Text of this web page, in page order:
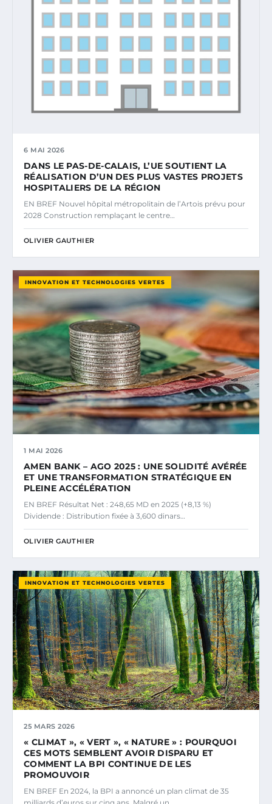
6 MAI 2026
DANS LE PAS-DE-CALAIS, L’UE SOUTIENT LA
RÉALISATION D’UN DES PLUS VASTES PROJETS
HOSPITALIERS DE LA RÉGION
EN BREF Nouvel hôpital métropolitain de l’Artois prévu pour
2028 Construction remplaçant le centre…
OLIVIER GAUTHIER
INNOVATION ET TECHNOLOGIES VERTES
1 MAI 2026
AMEN BANK – AGO 2025 : UNE SOLIDITÉ AVÉRÉE
ET UNE TRANSFORMATION STRATÉGIQUE EN
PLEINE ACCÉLÉRATION
EN BREF Résultat Net : 248,65 MD en 2025 (+8,13 %)
Dividende : Distribution fixée à 3,600 dinars…
OLIVIER GAUTHIER
INNOVATION ET TECHNOLOGIES VERTES
25 MARS 2026
« CLIMAT », « VERT », « NATURE » : POURQUOI
CES MOTS SEMBLENT AVOIR DISPARU ET
COMMENT LA BPI CONTINUE DE LES
PROMOUVOIR
EN BREF En 2024, la BPI a annoncé un plan climat de 35